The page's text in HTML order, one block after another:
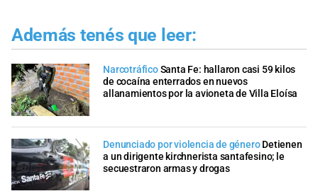
Además tenés que leer:
NarcotráficoSanta Fe: hallaron casi 59 kilos
de cocaína enterrados en nuevos
allanamientos por la avioneta de Villa Eloísa
Denunciado por violencia de género Detienen
a un dirigente kirchnerista santafesino; le
secuestraron armas y drogas